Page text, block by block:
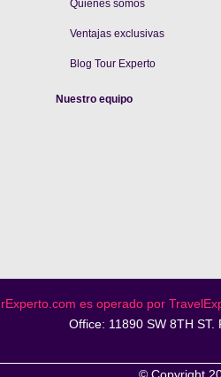
Quienes somos
Ventajas exclusivas
Blog Tour Experto
Nuestro equipo
es operado por
Office: 11890 SW 8TH ST.